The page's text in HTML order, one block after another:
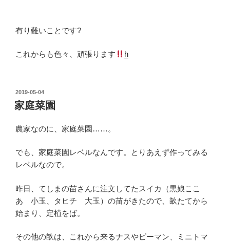
有り難いことです?
これからも色々、頑張ります h
投
稿
日:
2019-05-04
家庭菜園
農家なのに、家庭菜園……。
でも、家庭菜園レベルなんです。とりあえず作ってみる
レベルなので。
昨日、てしまの苗さんに注文してたスイカ（黒娘ここ
あ 小玉、タヒチ 大玉）の苗がきたので、畝たてから
始まり、定植をば。
その他の畝は、これから来るナスやピーマン、ミニトマ